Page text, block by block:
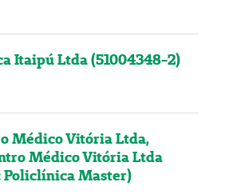
Itaipú Ltda (51004348-2)
Médico Vitória Ltda,
Médico Vitória Ltda
Policlínica Master)